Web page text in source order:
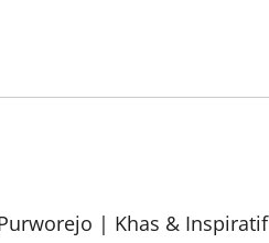
| Khas & Inspiratif